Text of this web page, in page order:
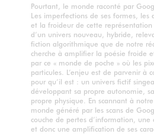
Pourtant, le monde raconté par
Les imperfections de ses formes, les
et la froideur de cette
d’un univers nouveau, hybride,
fiction algorithmique que de notre
cherche à amplifier la poésie froide
par ce « monde de poche » où les
particules. L’enjeu est de parvenir à
pour qu’il est : un univers fictif
développant sa propre autonomie,
propre physique. En scannant à
monde généré par les scans de
couche de pertes d’information, une
et donc une amplification de ses